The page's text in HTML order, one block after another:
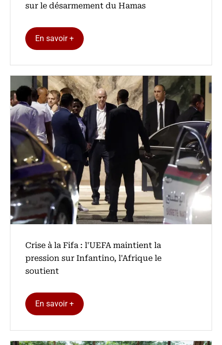
sur le désarmement du Hamas
En savoir +
Crise à la Fifa : l'UEFA maintient la
pression sur Infantino, l'Afrique le
soutient
En savoir +